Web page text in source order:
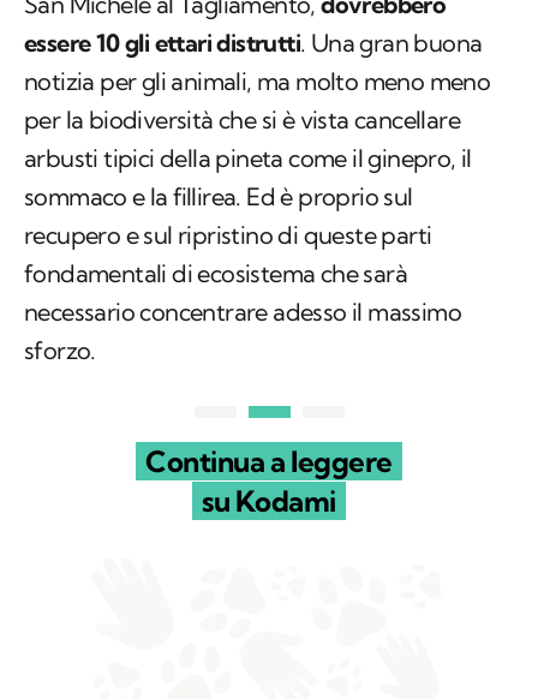
essere 10 gli ettari distrutti. Una gran buona
notizia per gli animali, ma molto meno meno
per la biodiversità che si è vista cancellare
arbusti tipici della pineta come il ginepro, il
sommaco e la fillirea. Ed è proprio sul
recupero e sul ripristino di queste parti
fondamentali di ecosistema che sarà
necessario concentrare adesso il massimo
sforzo.
Continua a leggere
su Kodami